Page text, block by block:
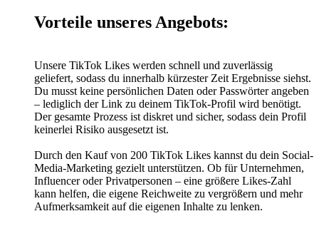
Vorteile unseres Angebots:
Unsere TikTok Likes werden schnell und zuverlässig
geliefert, sodass du innerhalb kürzester Zeit Ergebnisse siehst.
Du musst keine persönlichen Daten oder Passwörter angeben
– lediglich der Link zu deinem TikTok-Profil wird benötigt.
Der gesamte Prozess ist diskret und sicher, sodass dein Profil
keinerlei Risiko ausgesetzt ist.
Durch den Kauf von 200 TikTok Likes kannst du dein Social-
Media-Marketing gezielt unterstützen. Ob für Unternehmen,
Influencer oder Privatpersonen – eine größere Likes-Zahl
kann helfen, die eigene Reichweite zu vergrößern und mehr
Aufmerksamkeit auf die eigenen Inhalte zu lenken.